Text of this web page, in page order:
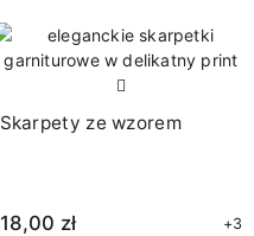
Skarpety ze wzorem
18,00 zł +3